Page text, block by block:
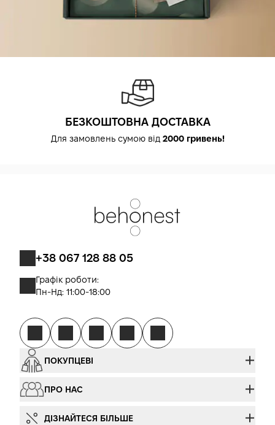
БЕЗКОШТОВНА ДОСТАВКА
Для замовлень сумою від 2000 гривень!
+38 067 128 88 05
Графік роботи:
Пн-Нд: 11:00-18:00
ПОКУПЦЕВІ
ПРО НАС
ДІЗНАЙТЕСЯ БІЛЬШЕ